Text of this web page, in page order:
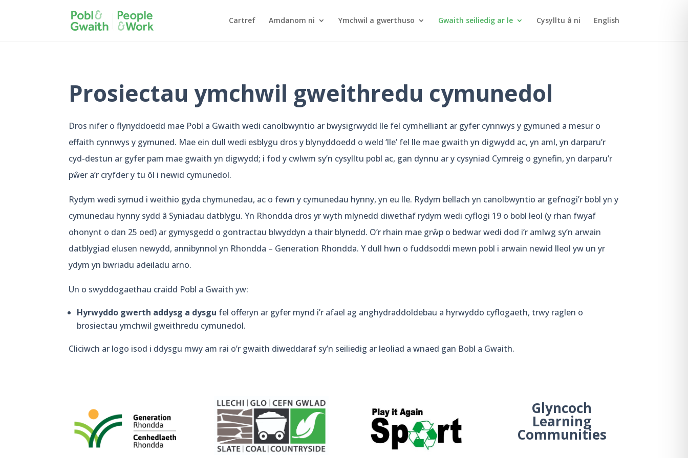
Cartref Amdanom ni Ymchwil a gwerthuso Gwaith seiliedig ar le Cysylltu â ni English
Prosiectau ymchwil gweithredu cymunedol
Dros nifer o flynyddoedd mae Pobl a Gwaith wedi canolbwyntio ar bwysigrwydd lle fel cymhelliant ar gyfer cynnwys y gymuned a mesur o
effaith cynnwys y gymuned. Mae ein dull wedi esblygu dros y blynyddoedd o weld ‘lle’ fel lle mae gwaith yn digwydd ac, yn aml, yn darparu’r
cyd-destun ar gyfer pam mae gwaith yn digwydd; i fod y cwlwm sy’n cysylltu pobl ac, gan dynnu ar y cysyniad Cymreig o gynefin, yn darparu’r
pŵer a’r cryfder y tu ôl i newid cymunedol.
Rydym wedi symud i weithio gyda chymunedau, ac o fewn y cymunedau hynny, yn eu lle. Rydym bellach yn canolbwyntio ar gefnogi’r bobl yn y
cymunedau hynny sydd â Syniadau datblygu. Yn Rhondda dros yr wyth mlynedd diwethaf rydym wedi cyflogi 19 o bobl leol (y rhan fwyaf
ohonynt o dan 25 oed) ar gymysgedd o gontractau blwyddyn a thair blynedd. O’r rhain mae grŵp o bedwar wedi dod i’r amlwg sy’n arwain
datblygiad elusen newydd, annibynnol yn Rhondda – Generation Rhondda. Y dull hwn o fuddsoddi mewn pobl i arwain newid lleol yw un yr
ydym yn bwriadu adeiladu arno.
Un o swyddogaethau craidd Pobl a Gwaith yw:
Hyrwyddo gwerth addysg a dysgu fel offeryn ar gyfer mynd i’r afael ag anghydraddoldebau a hyrwyddo cyflogaeth, trwy raglen o
brosiectau ymchwil gweithredu cymunedol.
Cliciwch ar logo isod i ddysgu mwy am rai o’r gwaith diweddaraf sy’n seiliedig ar leoliad a wnaed gan Bobl a Gwaith.
Glyncoch
Learning
Communities